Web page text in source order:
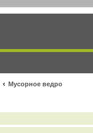
Мусорное ведро